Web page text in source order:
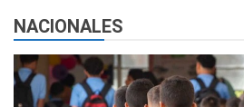
NACIONALES